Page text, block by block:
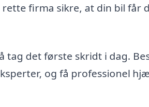
firma sikre, at din bil får
tag det første skridt i dag.
og få professionel